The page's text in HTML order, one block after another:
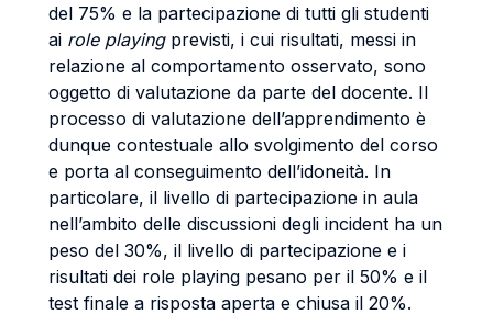
del 75% e la partecipazione di tutti gli studenti
ai role playing previsti, i cui risultati, messi in
relazione al comportamento osservato, sono
oggetto di valutazione da parte del docente. Il
processo di valutazione dell’apprendimento è
dunque contestuale allo svolgimento del corso
e porta al conseguimento dell’idoneità. In
particolare, il livello di partecipazione in aula
nell’ambito delle discussioni degli incident ha un
peso del 30%, il livello di partecipazione e i
risultati dei role playing pesano per il 50% e il
test finale a risposta aperta e chiusa il 20%.